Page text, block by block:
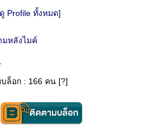
Profile ทั้งหมด]
มหลังไมค์
ล็อก : 166 คน [?]